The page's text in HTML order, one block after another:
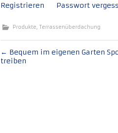
Registrieren Passwort
Produkte, Terrassenüberdachung
Beitragsnavigation
← Bequem im eigenen Garten
treiben